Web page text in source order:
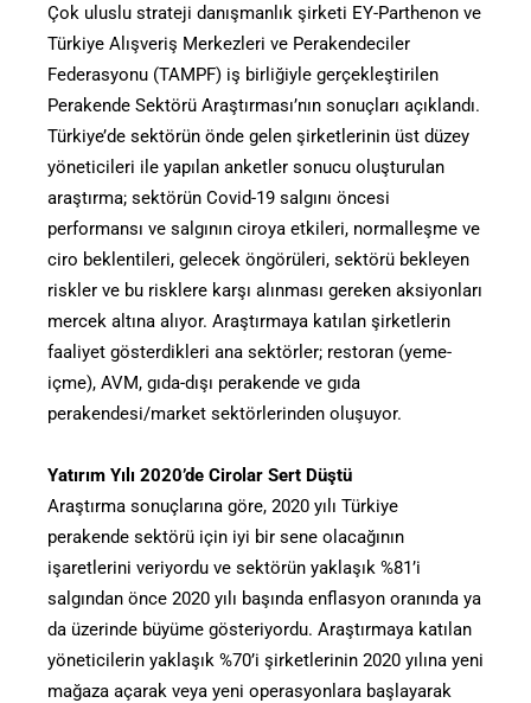
Çok uluslu strateji danışmanlık şirketi EY-Parthenon ve
Türkiye Alışveriş Merkezleri ve Perakendeciler
Federasyonu (TAMPF) iş birliğiyle gerçekleştirilen
Perakende Sektörü Araştırması’nın sonuçları açıklandı.
Türkiye’de sektörün önde gelen şirketlerinin üst düzey
yöneticileri ile yapılan anketler sonucu oluşturulan
araştırma; sektörün Covid-19 salgını öncesi
performansı ve salgının ciroya etkileri, normalleşme ve
ciro beklentileri, gelecek öngörüleri, sektörü bekleyen
riskler ve bu risklere karşı alınması gereken aksiyonları
mercek altına alıyor. Araştırmaya katılan şirketlerin
faaliyet gösterdikleri ana sektörler; restoran (yeme-
içme), AVM, gıda-dışı perakende ve gıda
perakendesi/market sektörlerinden oluşuyor.
Yatırım Yılı 2020’de Cirolar Sert Düştü
Araştırma sonuçlarına göre, 2020 yılı Türkiye
perakende sektörü için iyi bir sene olacağının
işaretlerini veriyordu ve sektörün yaklaşık %81’i
salgından önce 2020 yılı başında enflasyon oranında ya
da üzerinde büyüme gösteriyordu. Araştırmaya katılan
yöneticilerin yaklaşık %70’i şirketlerinin 2020 yılına yeni
mağaza açarak veya yeni operasyonlara başlayarak